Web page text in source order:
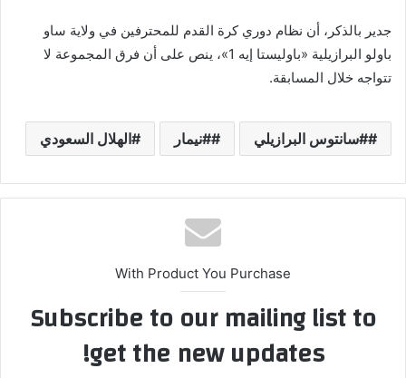
جدير بالذكر، أن نظام دوري كرة القدم للمحترفين في ولاية ساو
باولو البرازيلية «باوليستا إيه 1»، ينص على أن فرق المجموعة لا
تتواجه خلال المسابقة.
#سانتوس البرازيلي #نيمار الهلال السعودي
With Product You Purchase
Subscribe to our mailing list to
get the new updates!